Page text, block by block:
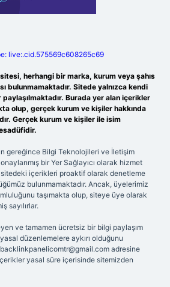
live:.cid.575569c608265c69
herhangi bir marka, kurum veya şahıs
bulunmamaktadır. Sitede yalnızca kendi
paylaşılmaktadır. Burada yer alan içerikler
olup, gerçek kurum ve kişiler hakkında
Gerçek kurum ve kişiler ile isim
gereğince Bilgi Teknolojileri ve İletişim
bir Yer Sağlayıcı olarak hizmet
içerikleri proaktif olarak denetleme
bulunmamaktadır. Ancak, üyelerimiz
taşımakta olup, siteye üye olarak
sayılırlar.
ve tamamen ücretsiz bir bilgi paylaşım
düzenlemelere aykırı olduğunu
backlinkpanelicomtr@gmail.com adresine
yasal süre içerisinde sitemizden